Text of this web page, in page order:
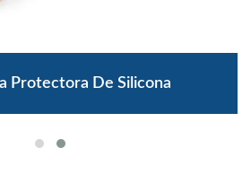
Protectora De Silicona